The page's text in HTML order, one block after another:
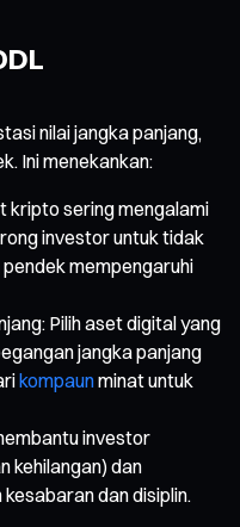
nilai jangka panjang,
Ini menekankan:
kripto sering mengalami
investor untuk tidak
mempengaruhi
Pilih aset digital yang
jangka panjang
kompaunminat untuk
investor
kehilangan) dan
dan disiplin.